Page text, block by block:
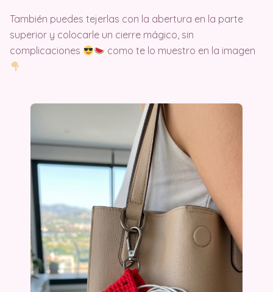
También puedes tejerlas con la abertura en la parte
superior y colocarle un cierre mágico, sin
complicaciones
como te lo muestro en la imagen